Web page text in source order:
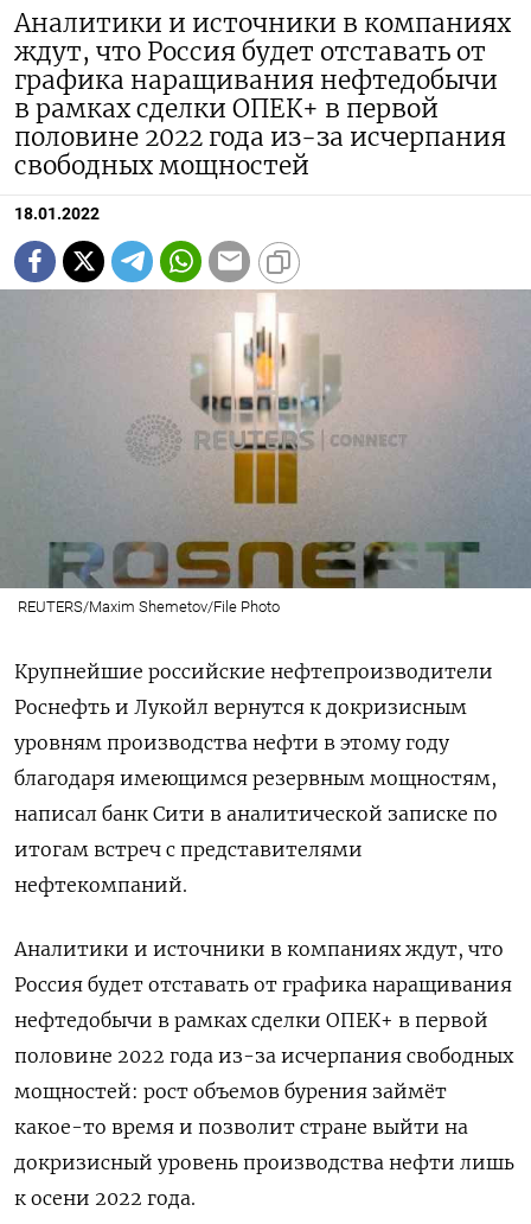
Аналитики и источники в компаниях
ждут, что Россия будет отставать от
графика наращивания нефтедобычи
в рамках сделки ОПЕК+ в первой
половине 2022 года из-за исчерпания
свободных мощностей
18.01.2022
REUTERS/Maxim Shemetov/File Photo
Крупнейшие российские нефтепроизводители
Роснефть и Лукойл вернутся к докризисным
уровням производства нефти в этому году
благодаря имеющимся резервным мощностям,
написал банк Сити в аналитической записке по
итогам встреч с представителями
нефтекомпаний.
Аналитики и источники в компаниях ждут, что
Россия будет отставать от графика наращивания
нефтедобычи в рамках сделки ОПЕК+ в первой
половине 2022 года из-за исчерпания свободных
мощностей: рост объемов бурения займёт
какое-то время и позволит стране выйти на
докризисный уровень производства нефти лишь
к осени 2022 года.